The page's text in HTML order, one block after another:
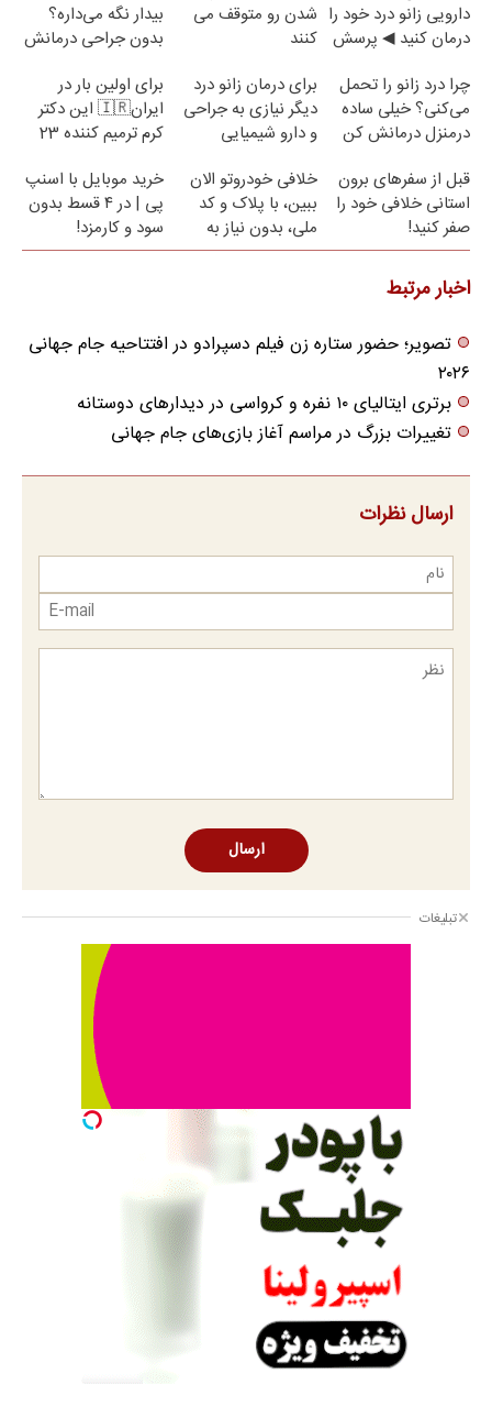
دارویی زانو درد خود را
درمان کنید ◀ پرسش
شدن رو متوقف می
کنند
بیدار نگه می‌داره؟
بدون جراحی درمانش
چرا درد زانو را تحمل
می‌کنی؟ خیلی ساده
درمنزل درمانش کن
برای درمان زانو درد
دیگر نیازی به جراحی
و دارو شیمیایی
برای اولین بار در
ایران🇮🇷 این دکتر
کرم ترمیم کننده 23
قبل از سفرهای برون
استانی خلافی خود را
صفر کنید!
خلافی خودروتو الان
ببین، با پلاک و کد
ملی، بدون نیاز به
مراجعه حضوری
خرید موبایل با اسنپ
پی | در ۴ قسط بدون
سود و کارمزد!
اخبار مرتبط
تصویر؛ حضور ستاره زن فیلم دس‍پرادو در افتتاحیه جام جهانی
۲۰۲۶
برتری ایتالیای ۱۰ نفره و کرواسی در دیدارهای دوستانه
تغییرات بزرگ در مراسم آغاز بازی‌های جام جهانی
ارسال نظرات
ارسال
تبلیغات